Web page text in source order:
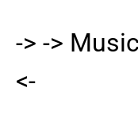
-> ->
<-